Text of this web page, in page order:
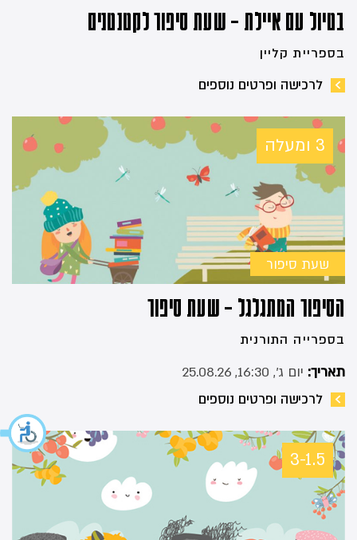
בטיול עם איילת – שעת סיפור לקטנטנים
בספריית קליין
לרכישה ופרטים נוספים
3 ומעלה
שעת סיפור
הסיפור המתגלגל – שעת סיפור
בספרייה התורנית
תאריך: יום ג׳, 16:30, 25.08.26
לרכישה ופרטים נוספים
3-1.5